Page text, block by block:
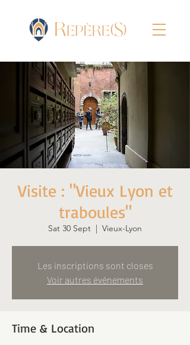
Visite : "Vieux Lyon et
traboules"
Sat 30 Sept
  |
Vieux-Lyon
Les inscriptions sont closes
Voir autres événements
Time & Location